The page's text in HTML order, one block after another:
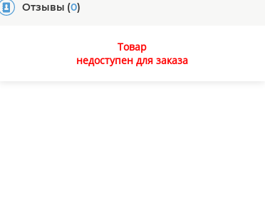
Отзывы (0)
Товар
недоступен для заказа